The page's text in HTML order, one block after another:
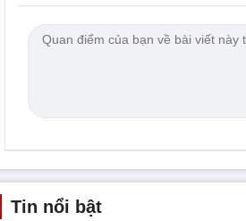
Tin nổi bật